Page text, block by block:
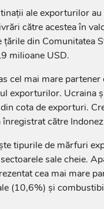
ale exporturilor
către acestea în
țările din Comunitatea
milioane USD.
cel mai mare
exporturilor. Ucraina
cota de exporturi.
către
tipurile de mărfuri
sale cheie.
cea mai mare
(10,6%) și